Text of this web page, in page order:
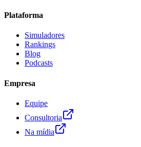
Plataforma
Simuladores
Rankings
Blog
Podcasts
Empresa
Equipe
Consultoria
Na mídia